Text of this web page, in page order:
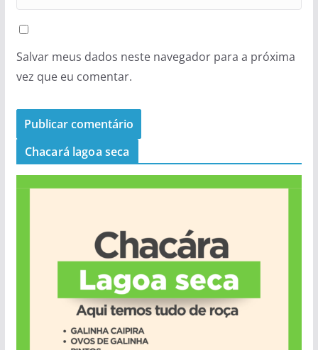
Salvar meus dados neste navegador para a próxima
vez que eu comentar.
Chacará lagoa seca